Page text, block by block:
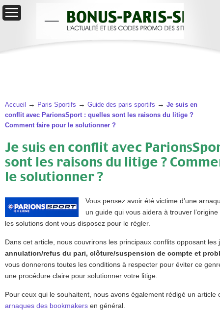
Accueil → Paris Sportifs → Guide des paris sportifs → Je suis en
conflit avec ParionsSport : quelles sont les raisons du litige ?
Comment faire pour le solutionner ?
Je suis en conflit avec
sont les raisons du litige ?
le solutionner ?
Vous pensez avoir été victime d’une
un guide qui vous aidera à trouver
les solutions dont vous disposez pour le régler.
Dans cet article, nous couvrirons les principaux conflits opposant les
annulation/refus du pari, clôture/suspension de compte et
vous donnerons toutes les conditions à respecter pour éviter ce
une procédure claire pour solutionner votre litige.
Pour ceux qui le souhaitent, nous avons également rédigé un article
arnaques des bookmakers en général.